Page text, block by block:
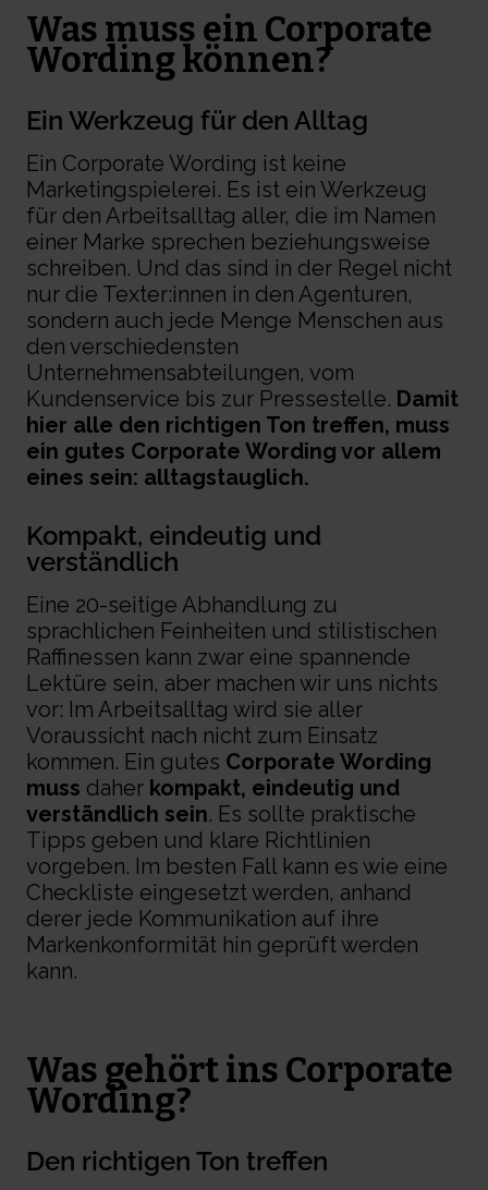
Was muss ein Corporate
Wording können?
Ein Werkzeug für den Alltag
Ein Corporate Wording ist keine
Marketingspielerei. Es ist ein Werkzeug
für den Arbeitsalltag aller, die im Namen
einer Marke sprechen beziehungsweise
schreiben. Und das sind in der Regel nicht
nur die Texter:innen in den Agenturen,
sondern auch jede Menge Menschen aus
den verschiedensten
Unternehmensabteilungen, vom
Kundenservice bis zur Pressestelle. Damit
hier alle den richtigen Ton treffen, muss
ein gutes Corporate Wording vor allem
eines sein: alltagstauglich.
Kompakt, eindeutig und
verständlich
Eine 20-seitige Abhandlung zu
sprachlichen Feinheiten und stilistischen
Raffinessen kann zwar eine spannende
Lektüre sein, aber machen wir uns nichts
vor: Im Arbeitsalltag wird sie aller
Voraussicht nach nicht zum Einsatz
kommen. Ein gutes Corporate Wording
muss daher kompakt, eindeutig und
verständlich sein. Es sollte praktische
Tipps geben und klare Richtlinien
vorgeben. Im besten Fall kann es wie eine
Checkliste eingesetzt werden, anhand
derer jede Kommunikation auf ihre
Markenkonformität hin geprüft werden
kann.
Was gehört ins Corporate
Wording?
Den richtigen Ton treffen